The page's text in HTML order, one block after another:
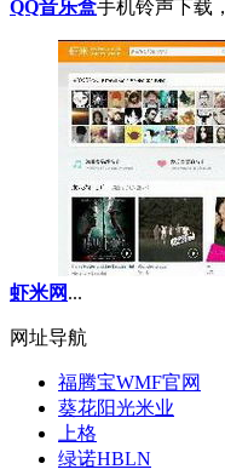
QQ音乐盒手机铃声下载
虾米网...
网址导航
福腾宝WMF官网
葵花阳光米业
上格
绿诺HBLN